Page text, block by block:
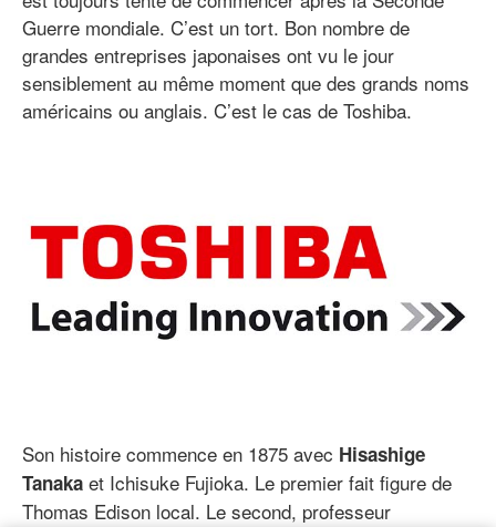
Guerre mondiale. C’est un tort. Bon nombre de
grandes entreprises japonaises ont vu le jour
sensiblement au même moment que des grands noms
américains ou anglais. C’est le cas de Toshiba.
Son histoire commence en 1875 avec Hisashige
Tanaka et Ichisuke Fujioka. Le premier fait figure de
Thomas Edison local. Le second, professeur